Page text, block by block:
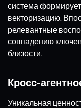
система
векторизацию.
релевантные
совпадению
близости.
Кросс-
Уникальная